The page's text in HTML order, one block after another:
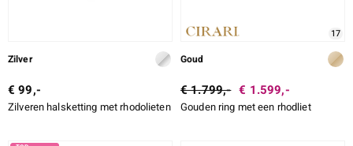
Zilver
€ 99,-
Zilveren halsketting met rhodolieten
17
Goud
€ 1.799,- € 1.599,-
Gouden ring met een rhodliet